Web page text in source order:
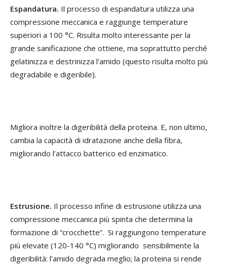
Espandatura. Il processo di espandatura utilizza una
compressione meccanica e raggiunge temperature
superiori a 100 °C. Risulta molto interessante per la
grande sanificazione che ottiene, ma soprattutto perché
gelatinizza e destrinizza l’amido (questo risulta molto più
degradabile e digeribile).
Migliora inoltre la digeribilità della proteina. E, non ultimo,
cambia la capacità di idratazione anche della fibra,
migliorando l’attacco batterico ed enzimatico.
Estrusione. Il processo infine di estrusione utilizza una
compressione meccanica più spinta che determina la
formazione di “crocchette”. Si raggiungono temperature
più elevate (120-140 °C) migliorando sensibilmente la
digeribilità: l’amido degrada meglio; la proteina si rende